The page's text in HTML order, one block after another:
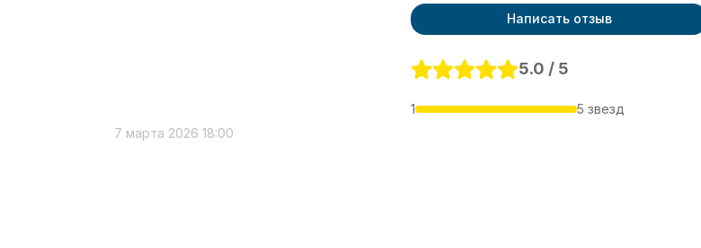
7 марта 2026 18:00
Написать отзыв
5.0 / 5
1 5 звезд